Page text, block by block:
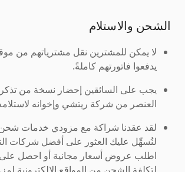
الشحن والاستلام
لا يمكن للمشترين نقل مشترياتهم من
يدفعوا فاتورتهم كاملةً.
يجب على السائقين إحضار نسخة من
العنصر من شركة ريتشي وإخوانه
لقد عقدنا شراكة مع مزودي خدمات
لنُسهِّل عليك العثور على أفضل شركات
اطلب عروض أسعار مجانية أو احصل على